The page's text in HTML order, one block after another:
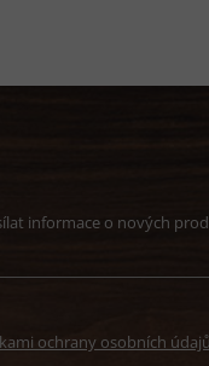
informace o nových
ochrany osobních údajů